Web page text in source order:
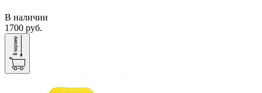
В наличии
1700 руб.